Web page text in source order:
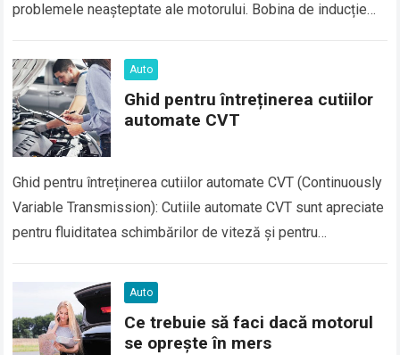
problemele neașteptate ale motorului. Bobina de inducție
Auto
Ghid pentru întreținerea cutiilor
automate CVT
Ghid pentru întreținerea cutiilor automate CVT (Continuously
Variable Transmission): Cutiile automate CVT sunt apreciate
pentru fluiditatea schimbărilor de viteză și pentru
Auto
Ce trebuie să faci dacă motorul
se oprește în mers